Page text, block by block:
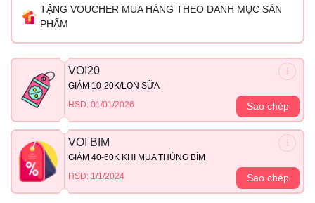
TẶNG VOUCHER MUA HÀNG THEO DANH MỤC SẢN
PHẨM
VOI20
GIẢM 10-20K/LON SỮA
HSD: 01/01/2026
Sao chép
VOI BIM
GIẢM 40-60K KHI MUA THÙNG BỈM
HSD: 1/1/2024
Sao chép